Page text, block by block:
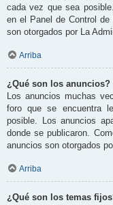
cada vez que sea
en el Panel de Control de
son otorgados por La
Arriba
¿Qué son los anuncios?
Los anuncios muchas
foro que se encuentra
posible. Los anuncios
donde se publicaron.
anuncios son otorgados
Arriba
¿Qué son los temas